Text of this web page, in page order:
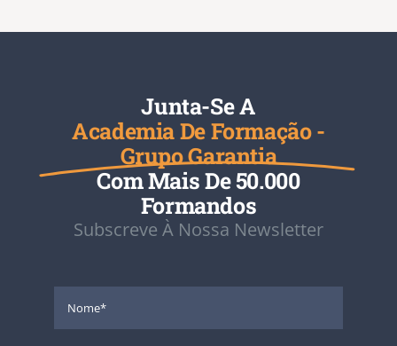
Junta-Se A
Academia De Formação -
Grupo Garantia
Com Mais De 50.000
Formandos
Subscreve À Nossa Newsletter